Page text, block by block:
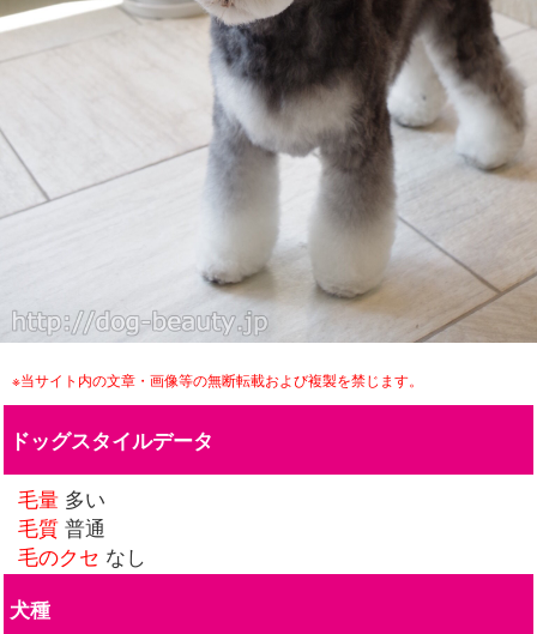
※当サイト内の文章・画像等の無断転載および複製を禁じます。
ドッグスタイルデータ
毛量 多い
毛質 普通
毛のクセ なし
犬種